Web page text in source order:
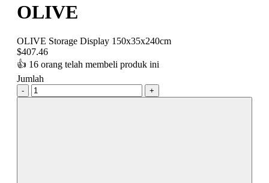
OLIVE
OLIVE Storage Display 150x35x240cm
$407.46
👍 16 orang telah membeli produk ini
Jumlah
- +